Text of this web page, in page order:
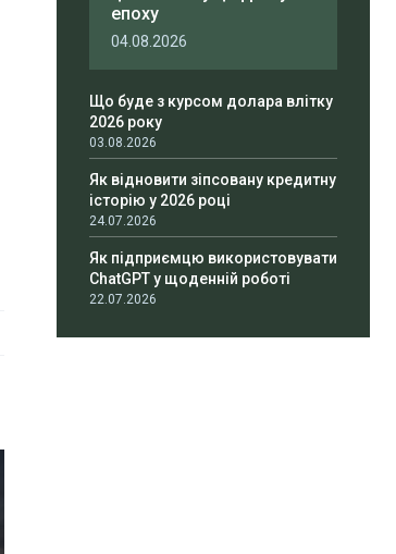
епоху
04.08.2026
Що буде з курсом долара влітку
2026 року
03.08.2026
Як відновити зіпсовану кредитну
історію у 2026 році
24.07.2026
Як підприємцю використовувати
ChatGPT у щоденній роботі
22.07.2026